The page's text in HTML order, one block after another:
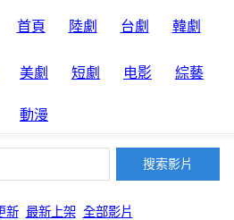
首頁 陸劇 台劇 韓劇
美劇 短劇 电影 綜藝
動漫
新 最新上架 全部影片